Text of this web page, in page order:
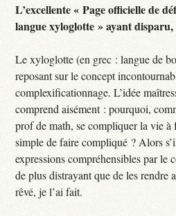
L’excellente « Page officielle de
langue xyloglotte » ayant disparu,
Le xyloglotte (en grec : langue de
reposant sur le concept
complexificationnage. L’idée
comprend aisément : pourquoi,
prof de math, se compliquer la vie à
simple de faire compliqué ? Alors
expressions compréhensibles par le
de plus distrayant que de les rendre
rêvé, je l’ai fait.